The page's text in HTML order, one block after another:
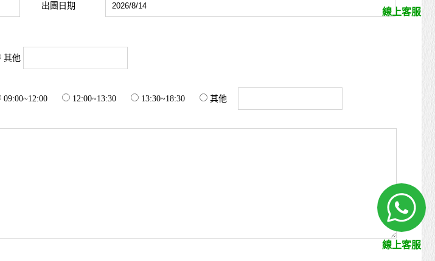
出團日期
其他
09:00~12:00 12:00~13:30 13:30~18:30 其他
線上客服
線上客服